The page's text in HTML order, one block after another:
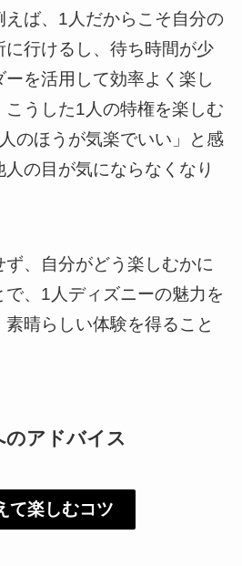
えば、1人だからこそ自分の
行けるし、待ち時間が少
を活用して効率よく楽し
うした1人の特権を楽しむ
のほうが気楽でいい」と感
人の目が気にならなくなり
、自分がどう楽しむかに
で、1人ディズニーの魅力を
晴らしい体験を得ること
のアドバイス
て楽しむコツ